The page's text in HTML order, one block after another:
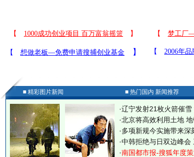
■ 精彩图片新闻 ■ 热门国内 新闻推荐
·辽宁发射21枚火箭催
·北京将高效利用土地
·多项新规今实施带来
·中韩拒绝与日双边峰会
·南国都市报-搜狐年度